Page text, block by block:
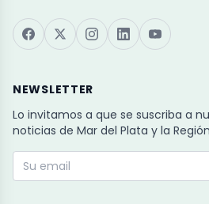
NEWSLETTER
Lo invitamos a que se suscriba a
noticias de Mar del Plata y la Región